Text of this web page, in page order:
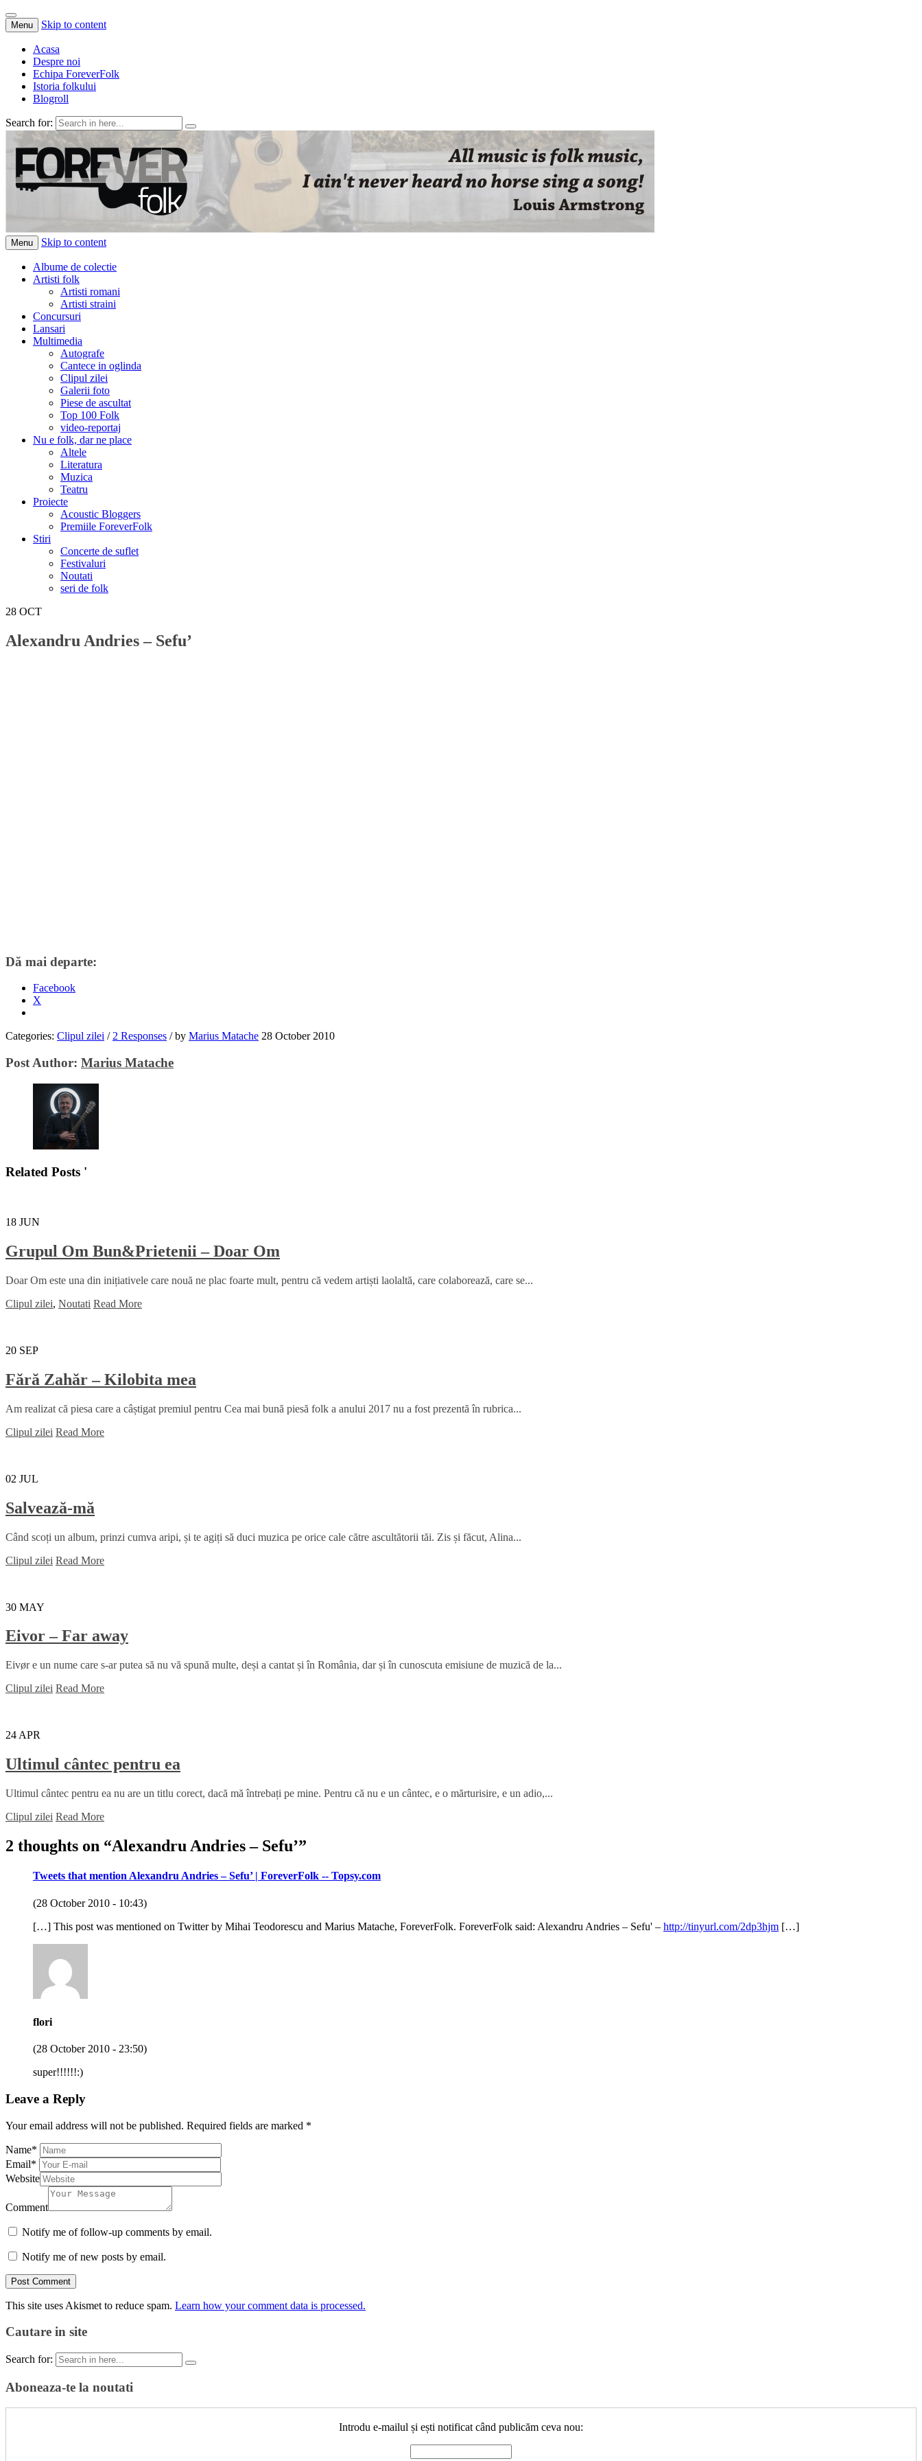
Menu Skip to content
Acasa
Despre noi
Echipa ForeverFolk
Istoria folkului
Blogroll
Search for:
ForeverFolk
Muzica sufletului tau
Menu Skip to content
Albume de colectie
Artisti folk
Artisti romani
Artisti straini
Concursuri
Lansari
Multimedia
Autografe
Cantece in oglinda
Clipul zilei
Galerii foto
Piese de ascultat
Top 100 Folk
video-reportaj
Nu e folk, dar ne place
Altele
Literatura
Muzica
Teatru
Proiecte
Acoustic Bloggers
Premiile ForeverFolk
Stiri
Concerte de suflet
Festivaluri
Noutati
seri de folk
28 OCT
Alexandru Andries – Sefu’
Dă mai departe:
Facebook
X
Categories: Clipul zilei / 2 Responses /by Marius Matache 28 October 2010
Post Author: Marius Matache
Related Posts '
18 JUN
Grupul Om Bun&Prietenii – Doar Om
Doar Om este una din inițiativele care nouă ne plac foarte mult, pentru că vedem artiști laolaltă, care colaborează, care se...
Clipul zilei, Noutati Read More
20 SEP
Fără Zahăr – Kilobita mea
Am realizat că piesa care a câștigat premiul pentru Cea mai bună piesă folk a anului 2017 nu a fost prezentă în rubrica...
Clipul zilei Read More
02 JUL
Salvează-mă
Când scoți un album, prinzi cumva aripi, și te agiți să duci muzica pe orice cale către ascultătorii tăi. Zis și făcut, Alina...
Clipul zilei Read More
30 MAY
Eivor – Far away
Eivør e un nume care s-ar putea să nu vă spună multe, deși a cantat și în România, dar și în cunoscuta emisiune de muzică de la...
Clipul zilei Read More
24 APR
Ultimul cântec pentru ea
Ultimul cântec pentru ea nu are un titlu corect, dacă mă întrebați pe mine. Pentru că nu e un cântec, e o mărturisire, e un adio,...
Clipul zilei Read More
2 thoughts on “Alexandru Andries – Sefu’”
Tweets that mention Alexandru Andries – Sefu’ | ForeverFolk -- Topsy.com
(28 October 2010 - 10:43)
[…] This post was mentioned on Twitter by Mihai Teodorescu and Marius Matache, ForeverFolk. ForeverFolk said: Alexandru Andries – Sefu' – http://tinyurl.com/2dp3hjm […]
flori
(28 October 2010 - 23:50)
super!!!!!!:)
Leave a Reply
Your email address will not be published. Required fields are marked *
Name*
Email*
Website
Comment
Notify me of follow-up comments by email.
Notify me of new posts by email.
This site uses Akismet to reduce spam. Learn how your comment data is processed.
Cautare in site
Search for:
Aboneaza-te la noutati
Introdu e-mailul și ești notificat când publicăm ceva nou: